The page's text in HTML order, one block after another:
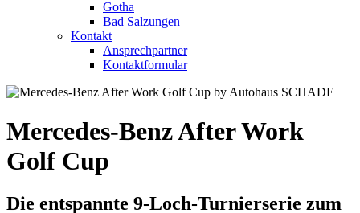
Gotha
Bad Salzungen
Kontakt
Ansprechpartner
Kontaktformular
Mercedes-Benz After Work
Golf Cup
Die entspannte 9-Loch-Turnierserie zum